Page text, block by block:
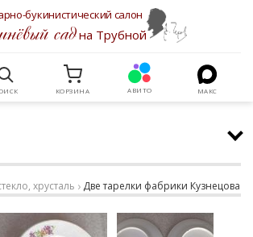
букинистический салон
садна Трубной
КОРЗИНА АВИТО МАКС
хрусталь Две тарелки фабрики Кузнецова